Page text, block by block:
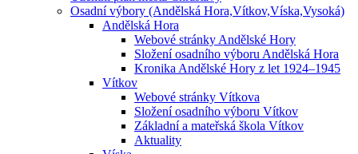
Osadní výbory (Andělská Hora,Vítkov,Víska,Vysoká)
Andělská Hora
Webové stránky Andělské Hory
Složení osadního výboru Andělská Hora
Kronika Andělské Hory z let 1924–1945
Vítkov
Webové stránky Vítkova
Složení osadního výboru Vítkov
Základní a mateřská škola Vítkov
Aktuality